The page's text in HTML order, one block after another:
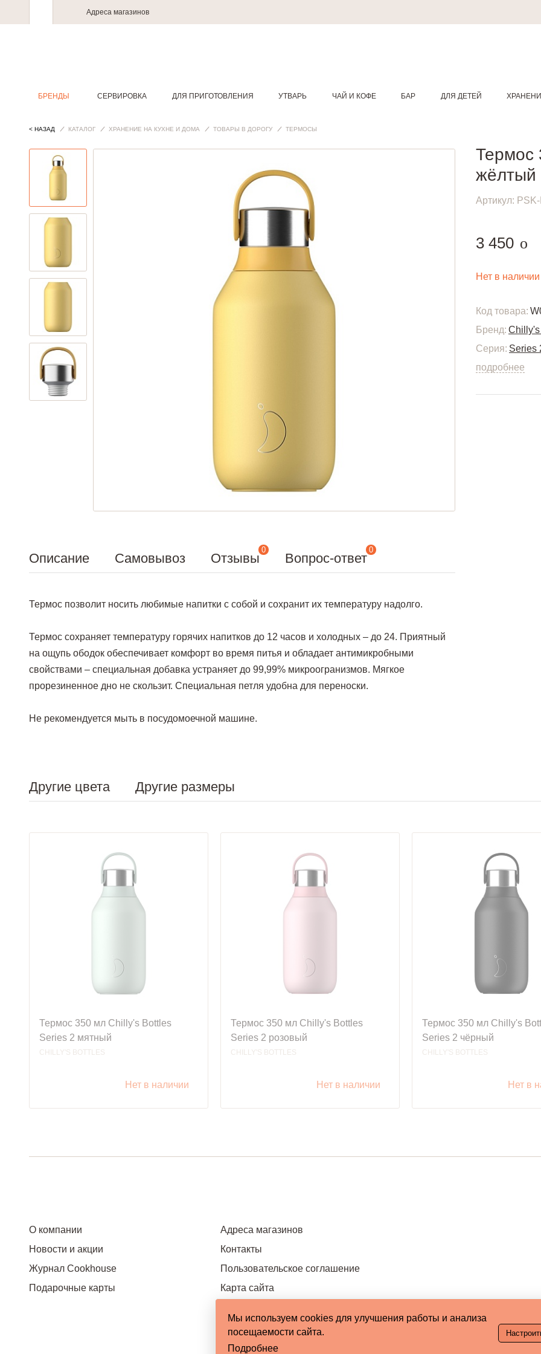
Адреса магазинов
БРЕНДЫ СЕРВИРОВКА ДЛЯ ПРИГОТОВЛЕНИЯ УТВАРЬ ЧАЙ И КОФЕ БАР ДЛЯ ДЕТЕЙ
< НАЗАД КАТАЛОГ ХРАНЕНИЕ НА КУХНЕ И ДОМА ТОВАРЫ В ДОРОГУ ТЕРМОСЫ
Описание Самовывоз Отзывы
0
Вопрос-ответ
0
Термос позволит носить любимые напитки с собой и сохранит их температуру надолго.
Термос сохраняет температуру горячих напитков до 12 часов и холодных – до 24. Приятный
на ощупь ободок обеспечивает комфорт во время питья и обладает антимикробными
свойствами – специальная добавка устраняет до 99,99% микроогранизмов. Мягкое
прорезиненное дно не скользит. Специальная петля удобна для переноски.
Не рекомендуется мыть в посудомоечной машине.
Термос
жёлтый
Артикул:
3 450 o
Нет в наличии
Код товара:
Бренд:
Серия: Series
подробнее
Другие цвета Другие размеры
Термос 350 мл Chilly's Bottles
Series 2 мятный
CHILLY'S BOTTLES
Нет в наличии
Термос 350 мл Chilly's Bottles
Series 2 розовый
CHILLY'S BOTTLES
Нет в наличии
Термос 350 мл Chilly's
Series 2 чёрный
CHILLY'S BOTTLES
Нет в
О компании
Новости и акции
Журнал Cookhouse
Подарочные карты
Адреса магазинов
Контакты
Пользовательское соглашение
Карта сайта
Мы используем cookies для улучшения работы и анализа
посещаемости сайта.
Подробнее